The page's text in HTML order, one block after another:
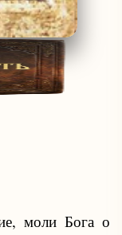
моли Бога о